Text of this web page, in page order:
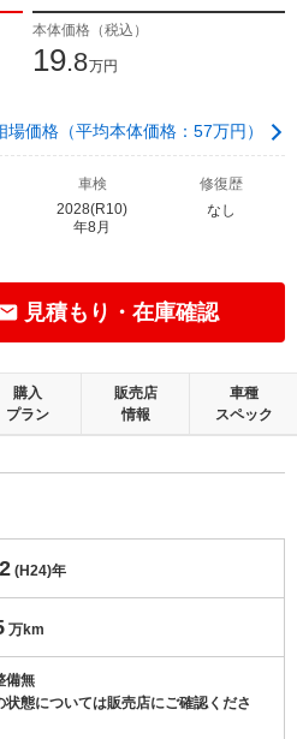
本体価格（税込）
19.8万円
場価格（平均本体価格：57万円）
車検
2028(R10)
年8月
修復歴
なし
見積もり・在庫確認
購入
プラン
販売店
情報
車種
スペック
(H24)年
万km
備無
状態については販売店にご確認くださ